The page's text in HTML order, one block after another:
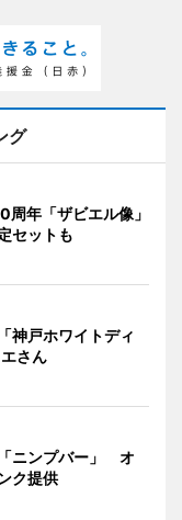
グ
年「ザビエル像」
セットも
神戸ホワイトディ
さん
ニンプバー」 オ
ク提供